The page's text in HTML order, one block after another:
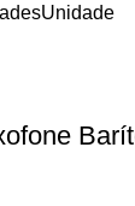
Unidade